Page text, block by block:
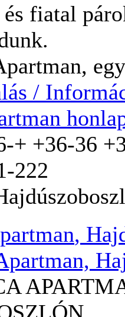
és fiatal
/
+ +36-36
222
,